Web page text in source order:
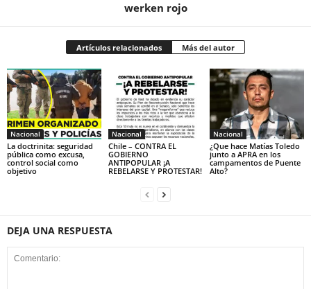
werken rojo
Artículos relacionados Más del autor
Nacional
La doctrinita: seguridad
pública como excusa,
control social como
objetivo
Nacional
Chile – CONTRA EL
GOBIERNO
ANTIPOPULAR ¡A
REBELARSE Y PROTESTAR!
Nacional
¿Que hace Matías Toledo
junto a APRA en los
campamentos de Puente
Alto?
DEJA UNA RESPUESTA